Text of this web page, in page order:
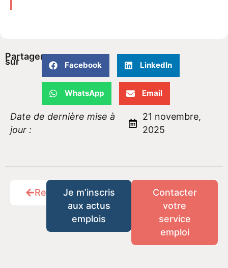
Partager
sur Facebook LinkedIn
WhatsApp Email
Date de dernière mise à
jour :
21 novembre,
2025
RetourJe m’inscris
aux actus
emplois
Contacter
votre
service
emploi